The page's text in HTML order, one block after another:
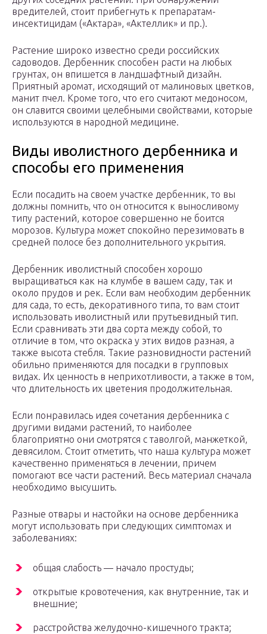
вредителей, стоит прибегнуть к препаратам-
инсектицидам («Актара», «Актеллик» и пр.).
Растение широко известно среди российских
садоводов. Дербенник способен расти на любых
грунтах, он впишется в ландшафтный дизайн.
Приятный аромат, исходящий от малиновых цветков,
манит пчел. Кроме того, что его считают медоносом,
он славится своими целебными свойствами, которые
используются в народной медицине.
Виды иволистного дербенника и
способы его применения
Если посадить на своем участке дербенник, то вы
должны помнить, что он относится к выносливому
типу растений, которое совершенно не боится
морозов. Культура может спокойно перезимовать в
средней полосе без дополнительного укрытия.
Дербенник иволистный способен хорошо
выращиваться как на клумбе в вашем саду, так и
около прудов и рек. Если вам необходим дербенник
для сада, то есть, декоративного типа, то вам стоит
использовать иволистный или прутьевидный тип.
Если сравнивать эти два сорта между собой, то
отличие в том, что окраска у этих видов разная, а
также высота стебля. Такие разновидности растений
обильно применяются для посадки в групповых
видах. Их ценность в неприхотливости, а также в том,
что длительность их цветения продолжительная.
Если понравилась идея сочетания дербенника с
другими видами растений, то наиболее
благоприятно они смотрятся с таволгой, манжеткой,
девясилом. Стоит отметить, что наша культура может
качественно применяться в лечении, причем
помогают все части растений. Весь материал сначала
необходимо высушить.
Разные отвары и настойки на основе дербенника
могут использовать при следующих симптомах и
заболеваниях:
общая слабость — начало простуды;
открытые кровотечения, как внутренние, так и
внешние;
расстройства желудочно-кишечного тракта;